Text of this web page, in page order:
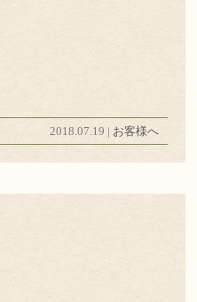
2018.07.19 | お客様へ